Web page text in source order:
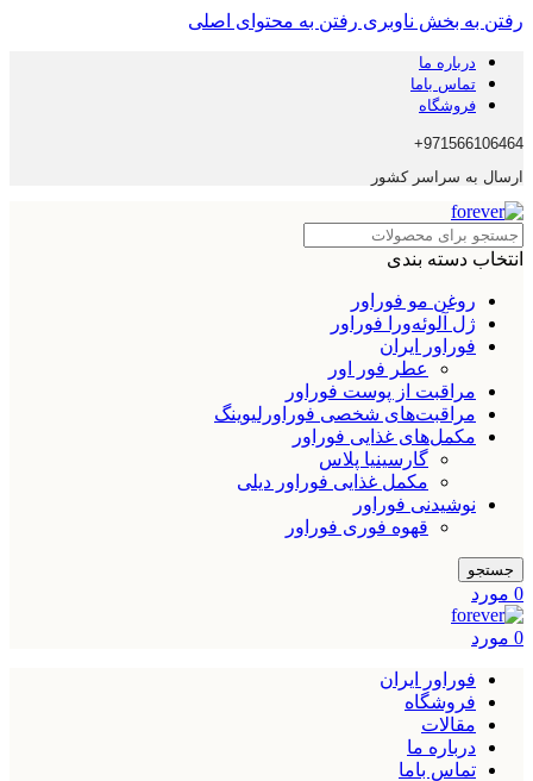
رفتن به بخش ناوبری رفتن به محتوای اصلی
درباره ما
تماس باما
فروشگاه
971566106464+
ارسال به سراسر کشور
انتخاب دسته بندی
روغن مو فوراور
ژل آلوئه‌ورا فوراور
فوراور ایران
عطر فور اور
مراقبت از پوست فوراور
مراقبت‌های شخصی فوراورلیوینگ
مکمل‌های غذایی فوراور
گارسینیا پلاس
مکمل غذایی فوراور دیلی
نوشیدنی فوراور
قهوه فوری فوراور
جستجو
0 مورد
0 مورد
فوراور ایران
فروشگاه
مقالات
درباره ما
تماس باما